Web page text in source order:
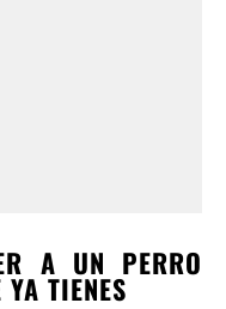
A UN PERRO
TIENES